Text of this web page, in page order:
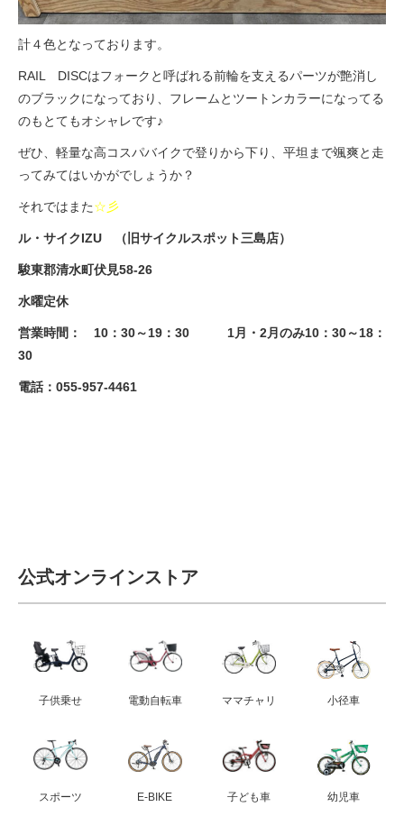
計４色となっております。
RAIL DISCはフォークと呼ばれる前輪を支えるパーツが艶消し
のブラックになっており、フレームとツートンカラーになってる
のもとてもオシャレです♪
ぜひ、軽量な高コスパバイクで登りから下り、平坦まで颯爽と走
ってみてはいかがでしょうか？
それではまた☆彡
ル・サイクIZU （旧サイクルスポット三島店）
駿東郡清水町伏見58-26
水曜定休
営業時間： 10：30～19：30 1月・2月のみ10：30～18：
30
電話：055-957-4461
公式オンラインストア
子供乗せ 電動自転車 ママチャリ 小径車
スポーツ E-BIKE 子ども車 幼児車